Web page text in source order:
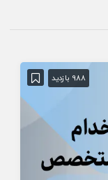
988 بازدید